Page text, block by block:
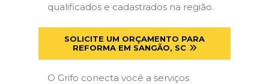
qualificados e cadastrados na região.
SOLICITE UM ORÇAMENTO PARA
REFORMA EM SANGÃO, SC
O Grifo conecta você a serviços